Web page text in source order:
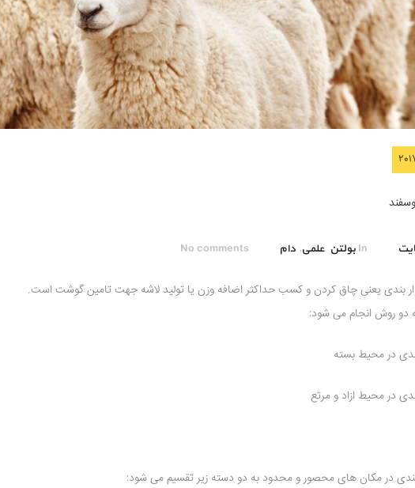
Inبولتن علمی, دام No comments
بندی یعنی چاق کردن و کسب حداکثر اضافه وزن یا تولید لاشه جهت تامین گوشت است.
دو روش انجام می شود:
در محیط بسته
در محیط ازاد و مرتع
بندی در مکان های محصور و محدود به دو دسته زیر تقسیم می شود: